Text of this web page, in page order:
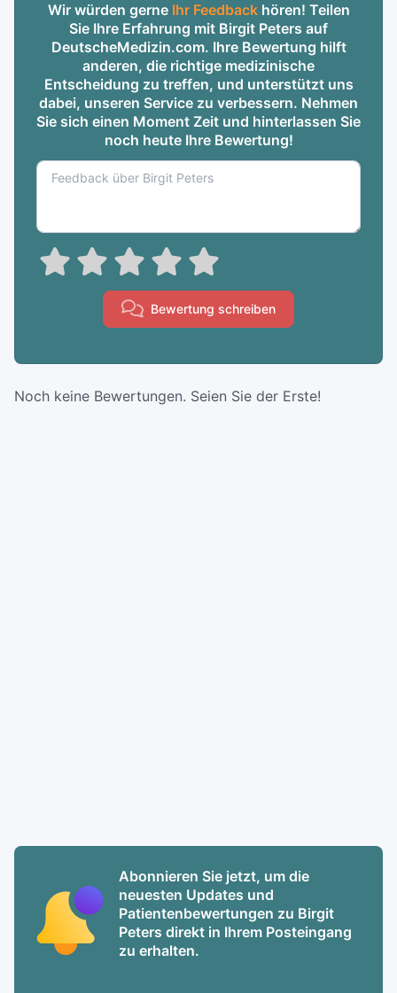
Wir würden gerne Ihr Feedbackhören! Teilen
Sie Ihre Erfahrung mit Birgit Peters auf
DeutscheMedizin.com. Ihre Bewertung hilft
anderen, die richtige medizinische
Entscheidung zu treffen, und unterstützt uns
dabei, unseren Service zu verbessern. Nehmen
Sie sich einen Moment Zeit und hinterlassen Sie
noch heute Ihre Bewertung!
Bewertung schreiben
Noch keine Bewertungen. Seien Sie der Erste!
Abonnieren Sie jetzt, um die
neuesten Updates und
Patientenbewertungen zu Birgit
Peters direkt in Ihrem Posteingang
zu erhalten.